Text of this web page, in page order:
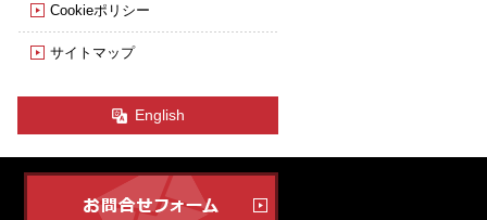
Cookieポリシー
サイトマップ
English